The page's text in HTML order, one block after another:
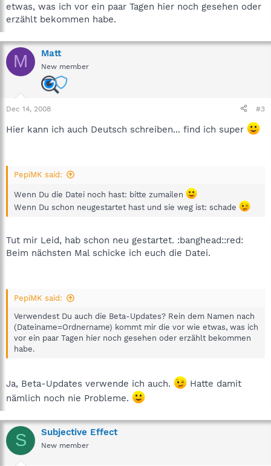
etwas, was ich vor ein paar Tagen hier noch gesehen oder
erzählt bekommen habe.
M Matt
New member
Dec 14, 2008 #3
Hier kann ich auch Deutsch schreiben... find ich super
PepiMK said:
Wenn Du die Datei noch hast: bitte zumailen
Wenn Du schon neugestartet hast und sie weg ist: schade
Tut mir Leid, hab schon neu gestartet. :banghead::red:
Beim nächsten Mal schicke ich euch die Datei.
PepiMK said:
Verwendest Du auch die Beta-Updates? Rein dem Namen nach
(Dateiname=Ordnername) kommt mir die vor wie etwas, was ich
vor ein paar Tagen hier noch gesehen oder erzählt bekommen
habe.
Ja, Beta-Updates verwende ich auch.
Hatte damit
nämlich noch nie Probleme.
S Subjective Effect
New member